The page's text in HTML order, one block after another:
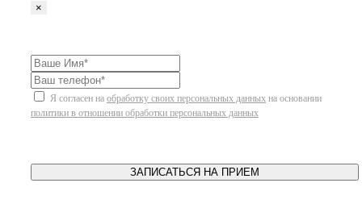
×
Я согласен на обработку своих персональных данных на основании
политики в отношении обработки персональных данных
ЗАПИСАТЬСЯ НА ПРИЕМ